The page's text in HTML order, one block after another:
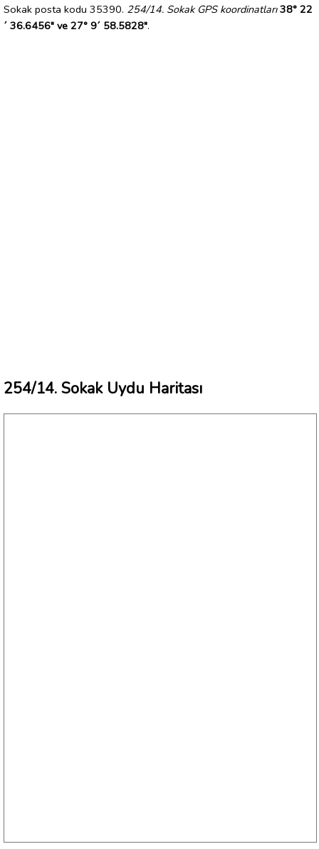
Sokak posta kodu 35390. 254/14. Sokak GPS koordinatları 38° 22
´ 36.6456" ve 27° 9´ 58.5828".
254/14. Sokak Uydu Haritası